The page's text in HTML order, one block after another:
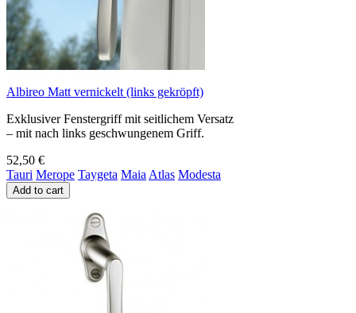
Albireo Matt vernickelt (links gekröpft)
Exklusiver Fenstergriff mit seitlichem Versatz
– mit nach links geschwungenem Griff.
52,50 €
Tauri Merope Taygeta Maia Atlas Modesta
Add to cart